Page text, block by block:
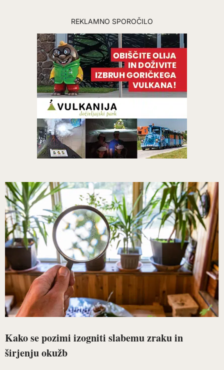
REKLAMNO SPOROČILO
Kako se pozimi izogniti slabemu zraku in
širjenju okužb